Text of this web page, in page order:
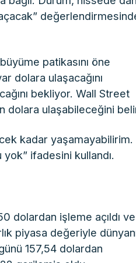
patikasını öne
dolara ulaşacağını
bekliyor. Wall Street
dolara ulaşabileceğini
kadar yaşamayabilirim.
ifadesini kullandı.
dolardan işleme açıldı ve
piyasa değeriyle
157,54 dolardan